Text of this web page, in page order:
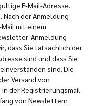
E-Mail-Adresse.
der Anmeldung
mit einem
Anmeldung
dass Sie tatsächlich der
sind und dass Sie
sind. Die
Versand von
der Registrierungsmail
von Newslettern